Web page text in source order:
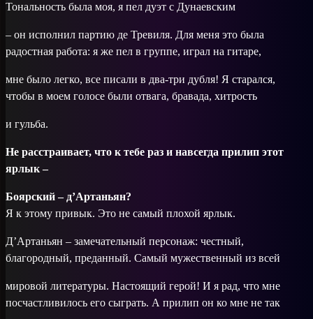
Тональность была моя, я пел дуэт с Дунаевским
– он исполнил партию де Тревиля. Для меня это была
радостная работа: я же пел в группе, играл на гитаре,
мне было легко, все писали в два-три дубля! Я старался,
чтобы в моем голосе были отвага, бравада, хитрость
и гульба.
Не расстраивает, что к тебе раз и навсегда прилип этот
ярлык –
Боярский – д’Артаньян?
Я к этому привык. Это не самый плохой ярлык.
Д’Артаньян – замечательный персонаж: честный,
благородный, преданный. Самый мужественный из всей
мировой литературы. Настоящий герой! И я рад, что мне
посчастливилось его сыграть. А прилип он ко мне не так